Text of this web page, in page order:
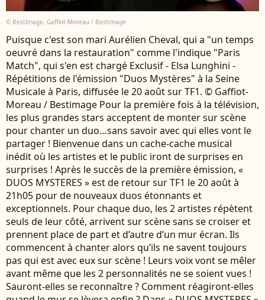
© BestImage, Gaffiot-Moreau / Bestimage
Puisque c'est son mari Aurélien Cheval, qui a "un temps
oeuvré dans la restauration" comme l'indique "Paris
Match", qui s'en est chargé Exclusif - Elsa Lunghini -
Répétitions de l'émission "Duos Mystères" à la Seine
Musicale à Paris, diffusée le 20 août sur TF1. © Gaffiot-
Moreau / Bestimage Pour la première fois à la télévision,
les plus grandes stars acceptent de monter sur scène
pour chanter un duo…sans savoir avec qui elles vont le
partager ! Bienvenue dans un cache-cache musical
inédit où les artistes et le public iront de surprises en
surprises ! Après le succès de la première émission, «
DUOS MYSTERES » est de retour sur TF1 le 20 août à
21h05 pour de nouveaux duos étonnants et
exceptionnels. Pour chaque duo, les 2 artistes répètent
seuls de leur côté, arrivent sur scène sans se croiser et
prennent place de part et d’autre d’un mur écran. Ils
commencent à chanter alors qu’ils ne savent toujours
pas qui est avec eux sur scène ! Leurs voix vont se mêler
avant même que les 2 personnalités ne se soient vues !
Sauront-elles se reconnaître ? Comment réagiront-elles